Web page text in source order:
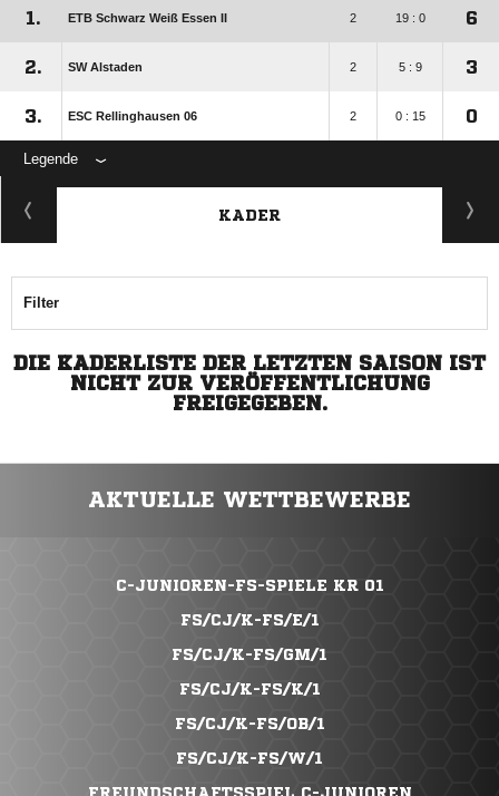
1. ETB Schwarz Weiß Essen II 2 19 : 0 6
2. SW Alstaden 2 5 : 9 3
3. ESC Rellinghausen 06 2 0 : 15 0
Legende
KADER
Filter
DIE KADERLISTE DER LETZTEN SAISON IST
NICHT ZUR VERÖFFENTLICHUNG
FREIGEGEBEN.
AKTUELLE WETTBEWERBE
C-JUNIOREN-FS-SPIELE KR 01
FS/CJ/K-FS/E/1
FS/CJ/K-FS/GM/1
FS/CJ/K-FS/K/1
FS/CJ/K-FS/OB/1
FS/CJ/K-FS/W/1